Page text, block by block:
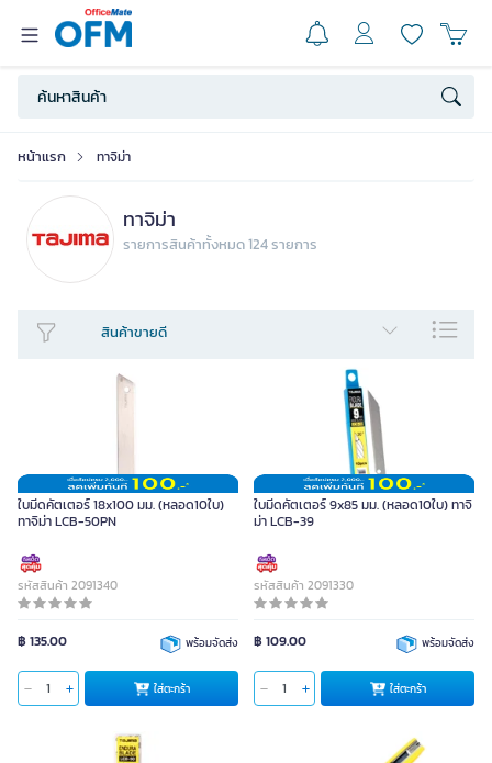
หน้าแรก ทาจิม่า
ทาจิม่า
รายการสินค้าทั้งหมด 124 รายการ
สินค้าขายดี
ใบมีดคัตเตอร์ 18x100 มม. (หลอด10ใบ)
ทาจิม่า LCB-50PN
รหัสสินค้า 2091340
฿ 135.00 พร้อมจัดส่ง
ใส่ตะกร้า
ใบมีดคัตเตอร์ 9x85 มม. (หลอด10ใบ) ทาจิ
ม่า LCB-39
รหัสสินค้า 2091330
฿ 109.00 พร้อมจัดส่ง
ใส่ตะกร้า